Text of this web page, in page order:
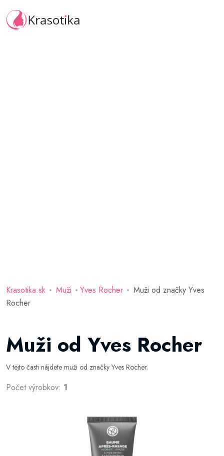
Krasotika.sk Muži Yves Rocher
Muži od značky Yves
Rocher
Muži od Yves Rocher
V tejto časti nájdete muži od značky Yves Rocher.
Počet výrobkov: 1